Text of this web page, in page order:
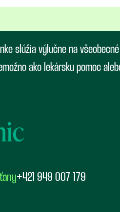
slúžia výlučne na
ako lekársku pomoc
+421 949 007 179